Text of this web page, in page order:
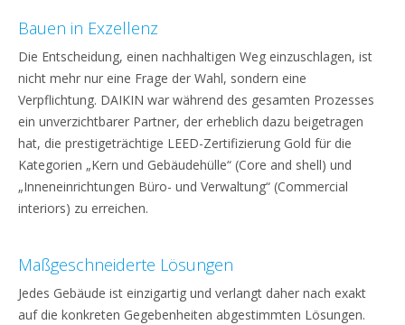
Bauen in Exzellenz
Die Entscheidung, einen nachhaltigen Weg einzuschlagen, ist
nicht mehr nur eine Frage der Wahl, sondern eine
Verpflichtung. DAIKIN war während des gesamten Prozesses
ein unverzichtbarer Partner, der erheblich dazu beigetragen
hat, die prestigeträchtige LEED-Zertifizierung Gold für die
Kategorien „Kern und Gebäudehülle“ (Core and shell) und
„Inneneinrichtungen Büro- und Verwaltung“ (Commercial
interiors) zu erreichen.
Maßgeschneiderte Lösungen
Jedes Gebäude ist einzigartig und verlangt daher nach exakt
auf die konkreten Gegebenheiten abgestimmten Lösungen.